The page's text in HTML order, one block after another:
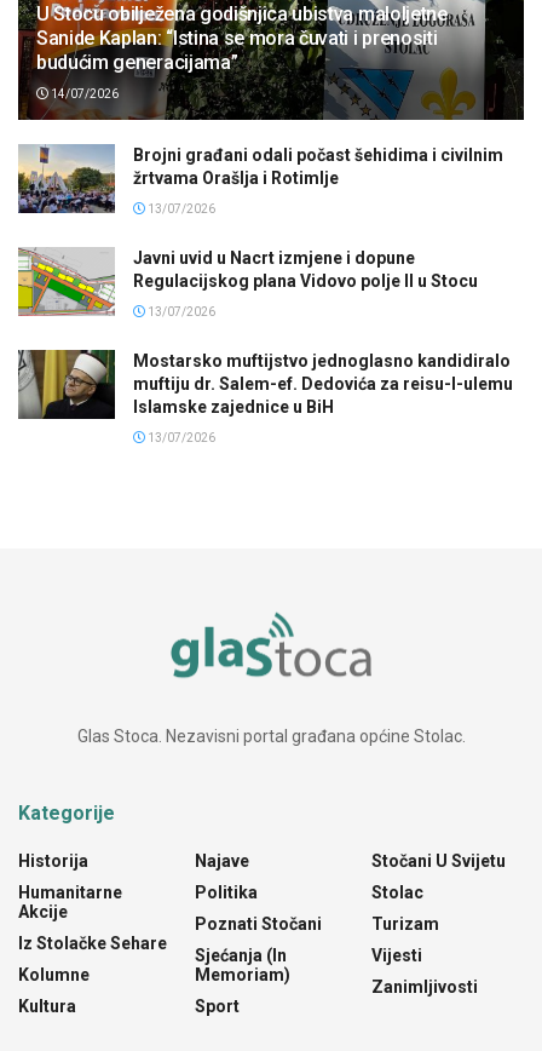
U Stocu obilježena godišnjica ubistva maloljetne
Sanide Kaplan: “Istina se mora čuvati i prenositi
budućim generacijama”
14/07/2026
Brojni građani odali počast šehidima i civilnim
žrtvama Orašlja i Rotimlje
13/07/2026
Javni uvid u Nacrt izmjene i dopune
Regulacijskog plana Vidovo polje II u Stocu
13/07/2026
Mostarsko muftijstvo jednoglasno kandidiralo
muftiju dr. Salem-ef. Dedovića za reisu-l-ulemu
Islamske zajednice u BiH
13/07/2026
Glas Stoca. Nezavisni portal građana općine Stolac.
Kategorije
Historija
Humanitarne
Akcije
Iz Stolačke Sehare
Kolumne
Kultura
Najave
Politika
Poznati Stočani
Sjećanja (In
Memoriam)
Sport
Stočani U Svijetu
Stolac
Turizam
Vijesti
Zanimljivosti